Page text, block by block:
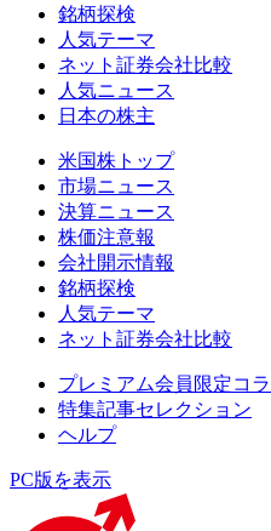
銘柄探検
人気テーマ
ネット証券会社比較
人気ニュース
日本の株主
米国株トップ
市場ニュース
決算ニュース
株価注意報
会社開示情報
銘柄探検
人気テーマ
ネット証券会社比較
プレミアム会員限定コ
特集記事セレクション
ヘルプ
PC版を表示